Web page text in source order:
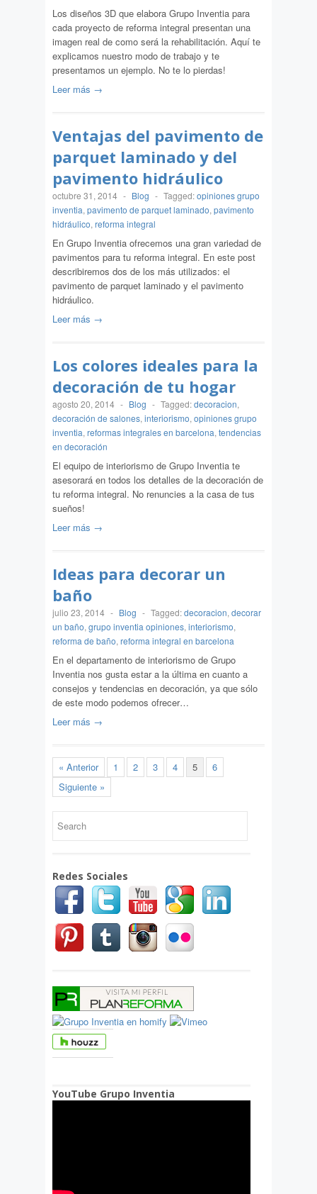
Los diseños 3D que elabora Grupo Inventia para
cada proyecto de reforma integral presentan una
imagen real de como será la rehabilitación. Aquí te
explicamos nuestro modo de trabajo y te
presentamos un ejemplo. No te lo pierdas!
Leer más →
Ventajas del pavimento de
parquet laminado y del
pavimento hidráulico
octubre 31, 2014 - Blog - Tagged:opiniones grupo
inventia, pavimento de parquet laminado, pavimento
hidráulico, reforma integral
En Grupo Inventia ofrecemos una gran variedad de
pavimentos para tu reforma integral. En este post
describiremos dos de los más utilizados: el
pavimento de parquet laminado y el pavimento
hidráulico.
Leer más →
Los colores ideales para la
decoración de tu hogar
agosto 20, 2014 - Blog - Tagged:decoracion,
decoración de salones, interiorismo, opiniones grupo
inventia, reformas integrales en barcelona, tendencias
en decoración
El equipo de interiorismo de Grupo Inventia te
asesorará en todos los detalles de la decoración de
tu reforma integral. No renuncies a la casa de tus
sueños!
Leer más →
Ideas para decorar un
baño
julio 23, 2014 - Blog - Tagged:decoracion, decorar
un baño, grupo inventia opiniones, interiorismo,
reforma de baño, reforma integral en barcelona
En el departamento de interiorismo de Grupo
Inventia nos gusta estar a la última en cuanto a
consejos y tendencias en decoración, ya que sólo
de este modo podemos ofrecer…
Leer más →
« Anterior 1 2 3 4 5
6
Siguiente »
Redes Sociales
YouTube Grupo Inventia